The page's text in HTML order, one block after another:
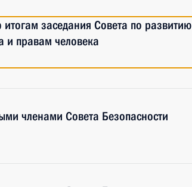
итогам заседания Совета по развитию
и правам человека
членами Совета Безопасности